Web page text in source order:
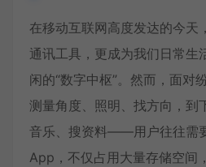
在移动互联网高度发达的今天
通讯工具，更成为我们日常生
闲的“数字中枢”。然而，面
测量角度、照明、找方向，到
音乐、搜资料——用户往往需
App，不仅占用大量存储空间